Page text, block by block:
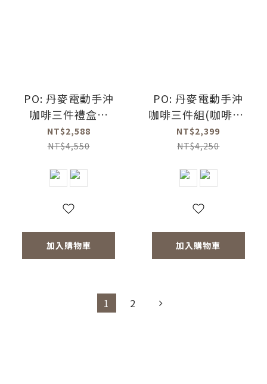
PO: 丹麥電動手沖
咖啡三件禮盒組
2.0(咖啡壺-共2色/
玻璃杯350ml-共4
NT$2,588
NT$4,550
加入購物車
PO: 丹麥電動手沖
咖啡三件組(咖啡壺-
共2色/玻璃杯
350ml-共4色/電動
NT$2,399
NT$4,250
加入購物車
1 2